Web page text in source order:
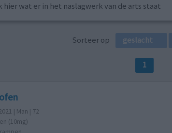
hier wat er in het naslagwerk van de arts staat
Sorteer op geslacht
1
| Man | 72
(10mg)